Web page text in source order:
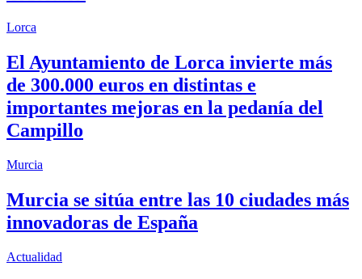
Lorca
El Ayuntamiento de Lorca invierte más
de 300.000 euros en distintas e
importantes mejoras en la pedanía del
Campillo
Murcia
Murcia se sitúa entre las 10 ciudades más
innovadoras de España
Actualidad